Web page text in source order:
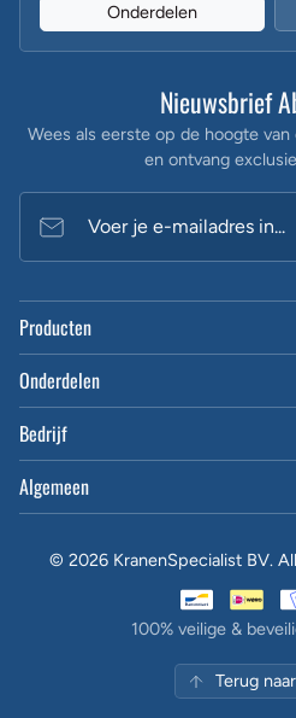
Onderdelen
Nieuwsbrief
Wees als eerste op de hoogte
en ontvang
Voer je e-mailadres in...
Producten
Onderdelen
Bedrijf
Algemeen
100% veilige &
© 2026 KranenSpecialist BV.
Terug